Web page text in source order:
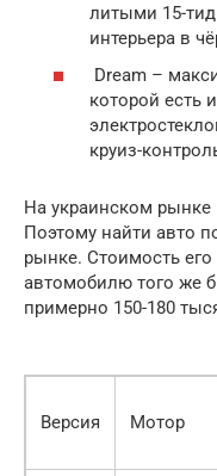
литыми 15-
интерьера в
Dream –
которой есть
круиз-
На украинском рынке
Поэтому найти авто
рынке. Стоимость
автомобилю того же
примерно 150-180
Версия Мотор